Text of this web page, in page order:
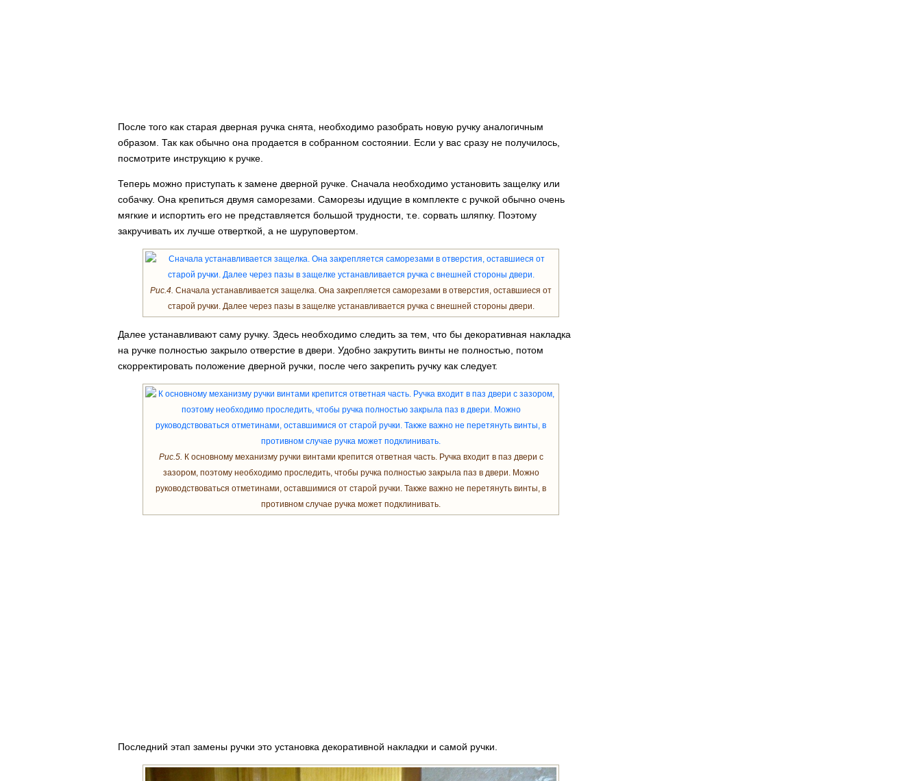
После того как старая дверная ручка снята, необходимо разобрать новую ручку аналогичным
образом. Так как обычно она продается в собранном состоянии. Если у вас сразу не получилось,
посмотрите инструкцию к ручке.
Теперь можно приступать к замене дверной ручке. Сначала необходимо установить защелку или
собачку. Она крепиться двумя саморезами. Саморезы идущие в комплекте с ручкой обычно очень
мягкие и испортить его не представляется большой трудности, т.е. сорвать шляпку. Поэтому
закручивать их лучше отверткой, а не шуруповертом.
Рис.4. Сначала устанавливается защелка. Она закрепляется саморезами в отверстия, оставшиеся от
старой ручки. Далее через пазы в защелке устанавливается ручка с внешней стороны двери.
Далее устанавливают саму ручку. Здесь необходимо следить за тем, что бы декоративная накладка
на ручке полностью закрыло отверстие в двери. Удобно закрутить винты не полностью, потом
скорректировать положение дверной ручки, после чего закрепить ручку как следует.
Рис.5. К основному механизму ручки винтами крепится ответная часть. Ручка входит в паз двери с
зазором, поэтому необходимо проследить, чтобы ручка полностью закрыла паз в двери. Можно
руководствоваться отметинами, оставшимися от старой ручки. Также важно не перетянуть винты, в
противном случае ручка может подклинивать.
Последний этап замены ручки это установка декоративной накладки и самой ручки.